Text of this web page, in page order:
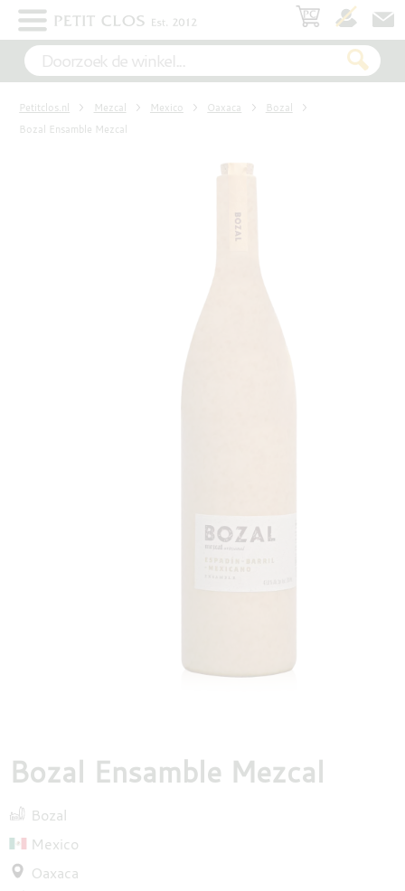
WIT
ROSÉ
Petitclos.nl Mezcal Mexico Oaxaca
Bozal
Bozal Ensamble Mezcal
Bozal Ensamble Mezcal
Bozal
Mexico
Oaxaca